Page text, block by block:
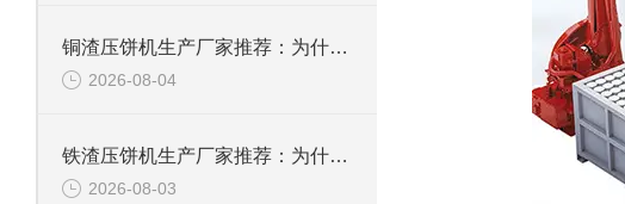
铜渣压饼机生产厂家推荐：为什么恩派特成为众多企业的信赖？
2026-08-04
铁渣压饼机生产厂家推荐：为什么恩派特成为众多企业的优选？
2026-08-03